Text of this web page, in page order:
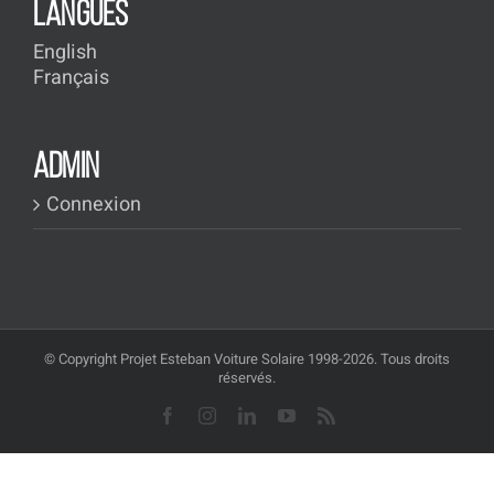
LANGUES
English
Français
ADMIN
Connexion
© Copyright Projet Esteban Voiture Solaire 1998-2026. Tous droits
réservés.
FacebookInstagramLinkedInYouTube